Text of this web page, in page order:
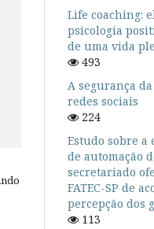
Life coaching:
psicologia
de uma vida
493
A segurança
redes sociais
224
Estudo sobre a
de automação
secretariado
FATEC-SP de
percepção dos
113